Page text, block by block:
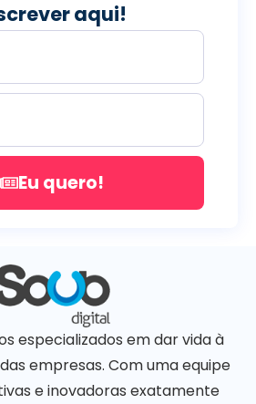
aqui!
Eu quero!
especializados em dar vida à
empresas. Com uma equipe
e inovadoras exatamente